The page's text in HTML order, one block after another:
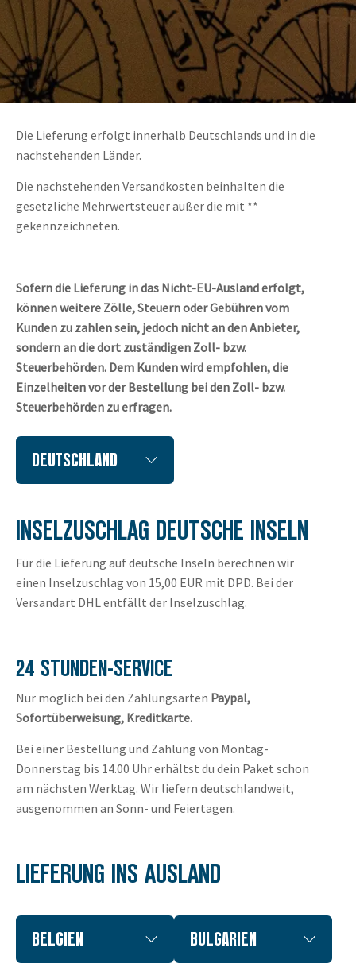
Die Lieferung erfolgt innerhalb Deutschlands und in die
nachstehenden Länder.
Die nachstehenden Versandkosten beinhalten die
gesetzliche Mehrwertsteuer außer die mit **
gekennzeichneten.
Sofern die Lieferung in das Nicht-EU-Ausland erfolgt,
können weitere Zölle, Steuern oder Gebühren vom
Kunden zu zahlen sein, jedoch nicht an den Anbieter,
sondern an die dort zuständigen Zoll- bzw.
Steuerbehörden. Dem Kunden wird empfohlen, die
Einzelheiten vor der Bestellung bei den Zoll- bzw.
Steuerbehörden zu erfragen.
DEUTSCHLAND
INSELZUSCHLAG DEUTSCHE INSELN
Für die Lieferung auf deutsche Inseln berechnen wir
einen Inselzuschlag von 15,00 EUR mit DPD. Bei der
Versandart DHL entfällt der Inselzuschlag.
24 STUNDEN-SERVICE
Nur möglich bei den Zahlungsarten Paypal,
Sofortüberweisung, Kreditkarte.
Bei einer Bestellung und Zahlung von Montag-
Donnerstag bis 14.00 Uhr erhältst du dein Paket schon
am nächsten Werktag. Wir liefern deutschlandweit,
ausgenommen an Sonn- und Feiertagen.
LIEFERUNG INS AUSLAND
BELGIEN BULGARIEN